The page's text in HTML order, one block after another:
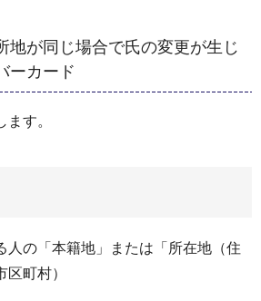
地が同じ場合で氏の変更が生じ
ーカード
す。
人の「本籍地」または「所在地（住
町村）